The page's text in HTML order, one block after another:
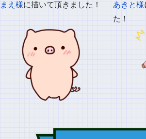
まえ様に描いて頂きました！ あきと様
た！